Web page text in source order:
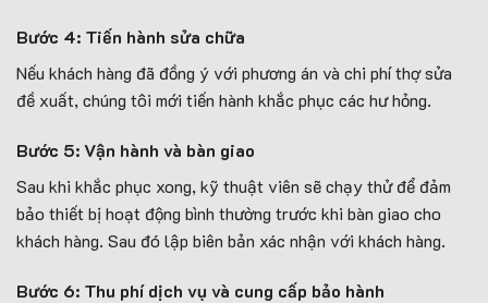
Bước 4: Tiến hành sửa chữa
Nếu khách hàng đã đồng ý với phương án và chi phí thợ sửa
đề xuất, chúng tôi mới tiến hành khắc phục các hư hỏng.
Bước 5: Vận hành và bàn giao
Sau khi khắc phục xong, kỹ thuật viên sẽ chạy thử để đảm
bảo thiết bị hoạt động bình thường trước khi bàn giao cho
khách hàng. Sau đó lập biên bản xác nhận với khách hàng.
Bước 6: Thu phí dịch vụ và cung cấp bảo hành